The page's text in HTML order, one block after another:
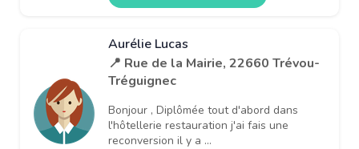
Aurélie Lucas
📍 Rue de la Mairie, 22660 Trévou-
Tréguignec
Bonjour , Diplômée tout d'abord dans
l'hôtellerie restauration j'ai fais une
reconversion il y a ...